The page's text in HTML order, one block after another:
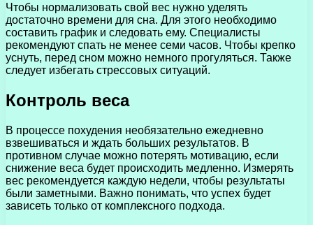
Чтобы нормализовать свой вес нужно уделять
достаточно времени для сна. Для этого необходимо
составить график и следовать ему. Специалисты
рекомендуют спать не менее семи часов. Чтобы крепко
уснуть, перед сном можно немного прогуляться. Также
следует избегать стрессовых ситуаций.
Контроль веса
В процессе похудения необязательно ежедневно
взвешиваться и ждать больших результатов. В
противном случае можно потерять мотивацию, если
снижение веса будет происходить медленно. Измерять
вес рекомендуется каждую недели, чтобы результаты
были заметными. Важно понимать, что успех будет
зависеть только от комплексного подхода.